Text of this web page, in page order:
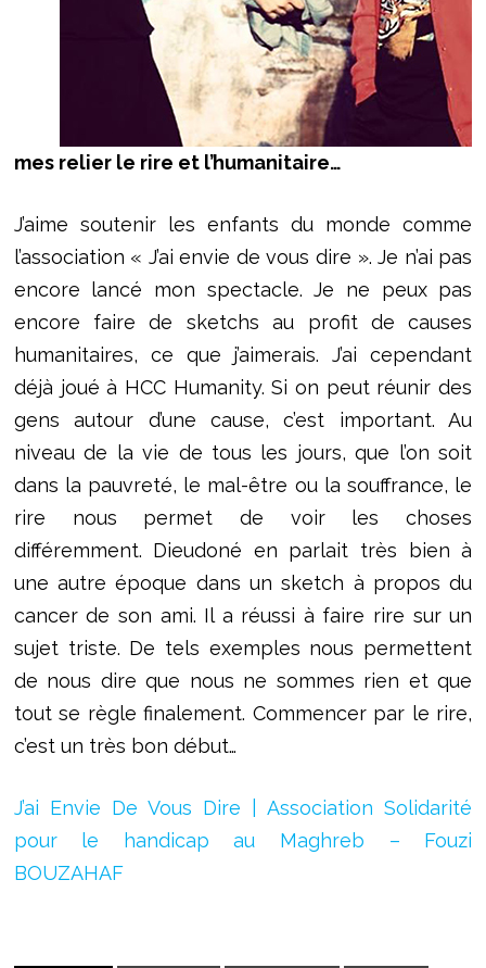
mes relier le rire et l’humanitaire…
J’aime soutenir les enfants du monde comme
l’association « J’ai envie de vous dire ». Je n’ai pas
encore lancé mon spectacle. Je ne peux pas
encore faire de sketchs au profit de causes
humanitaires, ce que j’aimerais. J’ai cependant
déjà joué à HCC Humanity. Si on peut réunir des
gens autour d’une cause, c’est important. Au
niveau de la vie de tous les jours, que l’on soit
dans la pauvreté, le mal-être ou la souffrance, le
rire nous permet de voir les choses
différemment. Dieudoné en parlait très bien à
une autre époque dans un sketch à propos du
cancer de son ami. Il a réussi à faire rire sur un
sujet triste. De tels exemples nous permettent
de nous dire que nous ne sommes rien et que
tout se règle finalement. Commencer par le rire,
c’est un très bon début…
J’ai Envie De Vous Dire | Association Solidarité
pour le handicap au Maghreb – Fouzi
BOUZAHAF